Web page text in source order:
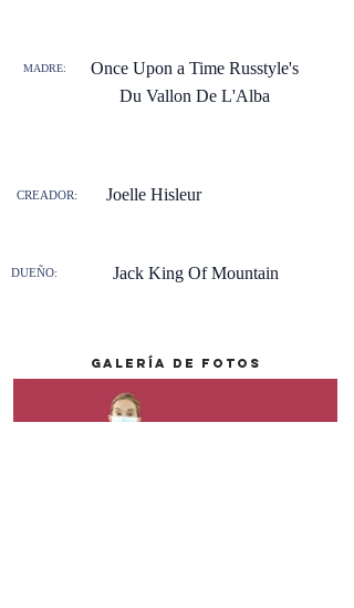
MADRE:
Once Upon a Time Russtyle's
Du Vallon De L'Alba
Joelle Hisleur
CREADOR:
DUEÑO: Jack King Of Mountain
galería de fotos